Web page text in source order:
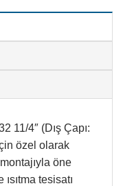
11/4″ (Dış Çapı:
özel olarak
öne
tesisatı